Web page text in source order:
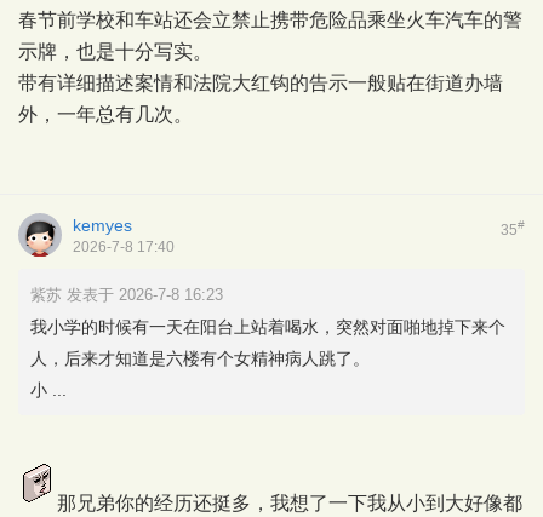
春节前学校和车站还会立禁止携带危险品乘坐火车汽车的警
示牌，也是十分写实。
带有详细描述案情和法院大红钩的告示一般贴在街道办墙
外，一年总有几次。
35#
kemyes
2026-7-8 17:40
紫苏 发表于 2026-7-8 16:23
我小学的时候有一天在阳台上站着喝水，突然对面啪地掉下来个
人，后来才知道是六楼有个女精神病人跳了。
小 ...
那兄弟你的经历还挺多，我想了一下我从小到大好像都